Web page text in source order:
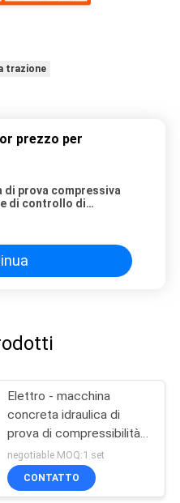
trazione
prezzo per
di prova compressiva
di controllo di
Elettro - macchina
concreta idraulica di
prova di compressibilità
di Digital
negotiable MOQ:1 set
CONTATTO